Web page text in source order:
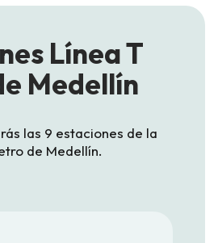
Línea T
Medellín
las 9 estaciones de la
de Medellín.